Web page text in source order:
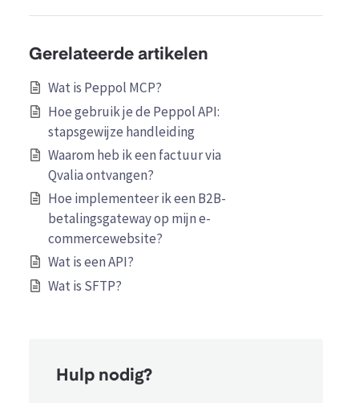
Gerelateerde artikelen
Wat is Peppol MCP?
Hoe gebruik je de Peppol API:
stapsgewijze handleiding
Waarom heb ik een factuur via
Qvalia ontvangen?
Hoe implementeer ik een B2B-
betalingsgateway op mijn e-
commercewebsite?
Wat is een API?
Wat is SFTP?
Hulp nodig?